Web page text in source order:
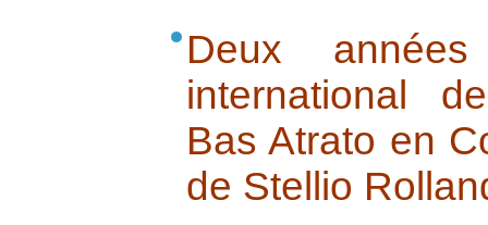
Deux années
international
Bas Atrato en
de Stellio